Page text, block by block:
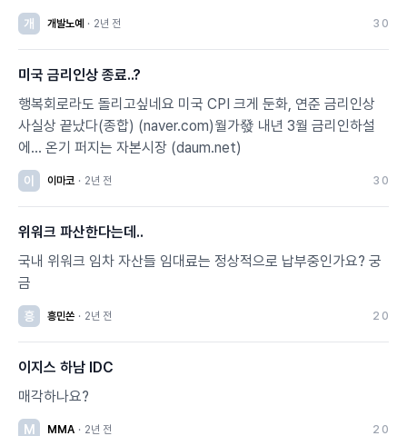
개 개발노예 · 2년 전 3 0
미국 금리인상 종료..?
행복회로라도 돌리고싶네요 미국 CPI 크게 둔화, 연준 금리인상
사실상 끝났다(종합) (naver.com)월가發 내년 3월 금리인하설
에… 온기 퍼지는 자본시장 (daum.net)
이 이마코 · 2년 전 3 0
위워크 파산한다는데..
국내 위워크 임차 자산들 임대료는 정상적으로 납부중인가요? 궁
금
흥 흥민쏜 · 2년 전 2 0
이지스 하남 IDC
매각하나요?
M MMA · 2년 전 2 0